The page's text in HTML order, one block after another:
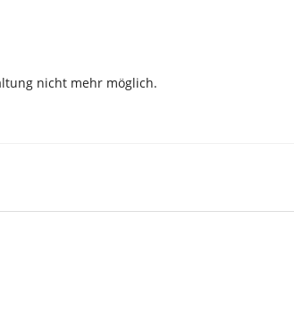
nicht mehr möglich.